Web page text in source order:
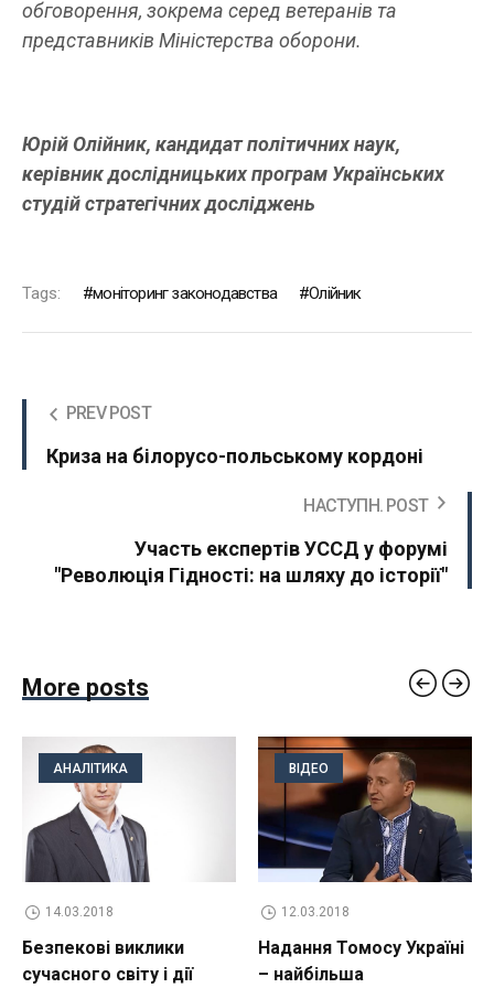
обговорення, зокрема серед ветеранів та
представників Міністерства оборони.
Юрій Олійник, кандидат політичних наук,
керівник дослідницьких програм Українських
студій стратегічних досліджень
Tags: моніторинг законодавства Олійник
PREV POST
Криза на білорусо-польському кордоні
НАСТУПН. POST
Участь експертів УССД у форумі
"Революція Гідності: на шляху до історії"
More posts
АНАЛІТИКА
14.03.2018
Безпекові виклики
сучасного світу і дії
ВІДЕО
12.03.2018
Надання Томосу Україні
– найбільша